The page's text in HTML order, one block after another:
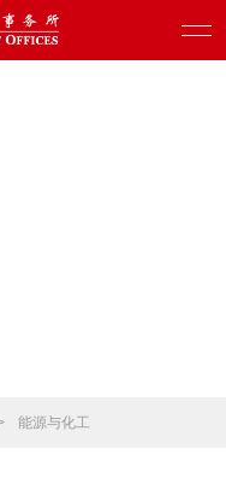
能源与化工